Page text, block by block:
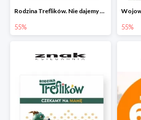
Rodzina Treflików. Nie dajemy się nudzie!
55% 55%